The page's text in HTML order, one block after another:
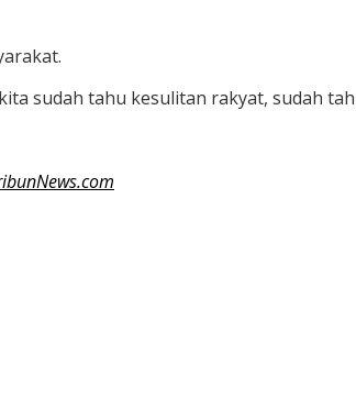
sudah tahu kesulitan rakyat, sudah